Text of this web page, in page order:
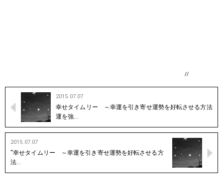
//
2015.07.07
幸せタイムリー ～幸運を引き寄せ運勢を好転させる方法
運を強…
2015.07.07
“幸せタイムリー ～幸運を引き寄せ運勢を好転させる方
法…